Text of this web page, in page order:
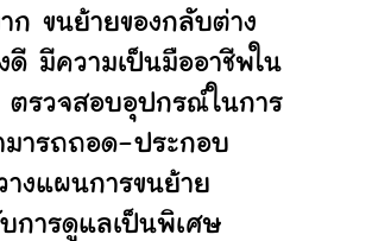
ขนย้ายของกลับต่าง
มีความเป็นมืออาชีพใน
ตรวจสอบอุปกรณ์ในการ
มารถถอด-ประกอบ
างแผนการขนย้าย
บการดูแลเป็นพิเศษ